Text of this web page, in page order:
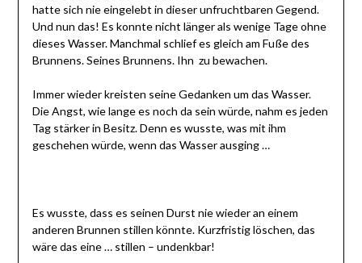
hatte sich nie eingelebt in dieser unfruchtbaren Gegend.
Und nun das! Es konnte nicht länger als wenige Tage ohne
dieses Wasser. Manchmal schlief es gleich am Fuße des
Brunnens. Seines Brunnens. Ihn zu bewachen.
Immer wieder kreisten seine Gedanken um das Wasser.
Die Angst, wie lange es noch da sein würde, nahm es jeden
Tag stärker in Besitz. Denn es wusste, was mit ihm
geschehen würde, wenn das Wasser ausging …
Es wusste, dass es seinen Durst nie wieder an einem
anderen Brunnen stillen könnte. Kurzfristig löschen, das
wäre das eine … stillen – undenkbar!